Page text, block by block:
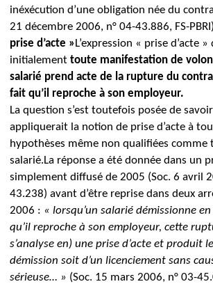
inéxécution d’une obligation née du
21 décembre 2006, n° 04-43.886, FS-
prise d’acte »L’expression « prise d’acte
initialement toute manifestation de
salarié prend acte de la rupture du
fait qu’il reproche à son employeur.
La question s’est toutefois posée de savoir
appliquerait la notion de prise d’acte à
hypothèses même non qualifiées comme
salarié.La réponse a été donnée dans un
simplement diffusé de 2005 (Soc. 6 avril
43.238) avant d’être reprise dans deux
2006 : « lorsqu’un salarié démissionne
qu’il reproche à son employeur, cette
s’analyse en) une prise d’acte et produit
démission soit d’un licenciement sans
sérieuse… » (Soc. 15 mars 2006, n° 03-